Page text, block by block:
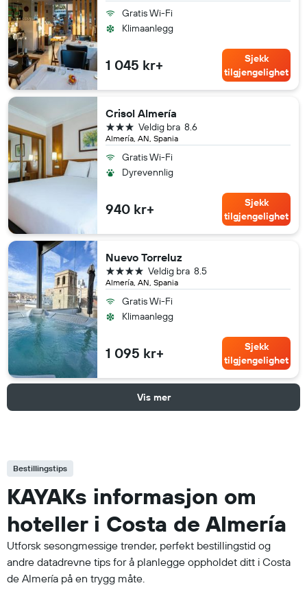
Gratis Wi-Fi
Klimaanlegg
1 045 kr+
Sjekk
tilgjengelighet
Crisol Almería
Almería, AN, Spania
8.6
Veldig bra
3 stjerner
Gratis Wi-Fi
Dyrevennlig
940 kr+
Sjekk
tilgjengelighet
Nuevo Torreluz
Almería, AN, Spania
8.5
Veldig bra
4 stjerner
Gratis Wi-Fi
Klimaanlegg
1 095 kr+
Sjekk
tilgjengelighet
Vis mer
Bestillingstips
KAYAKs informasjon om
hoteller i Costa de Almería
Utforsk sesongmessige trender, perfekt bestillingstid og
andre datadrevne tips for å planlegge oppholdet ditt i Costa
de Almería på en trygg måte.